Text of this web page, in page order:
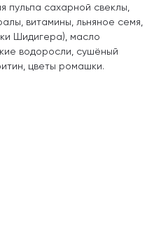
пульпа сахарной свеклы,
витамины, льняное семя,
Шидигера), масло
водоросли, сушёный
цветы ромашки.